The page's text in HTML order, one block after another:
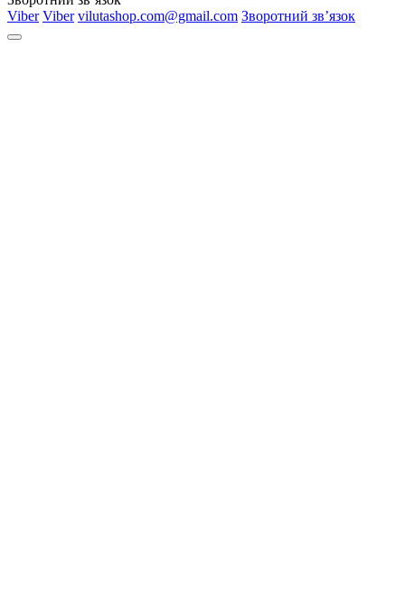
Viber Viber vilutashop.com@gmail.com Зворотний зв’язок